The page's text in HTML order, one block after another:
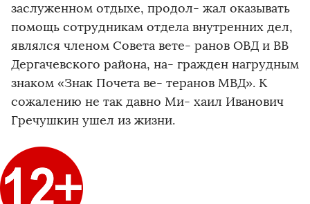
заслуженном отдыхе, продол- жал оказывать
помощь сотрудникам отдела внутренних дел,
являлся членом Совета вете- ранов ОВД и ВВ
Дергачевского района, на- гражден нагрудным
знаком «Знак Почета ве- теранов МВД». К
сожалению не так давно Ми- хаил Иванович
Гречушкин ушел из жизни.